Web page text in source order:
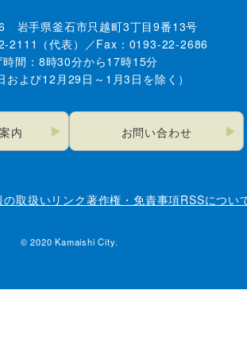
岩手県釜石市只越町3丁目9番13号
2111（代表）／Fax：0193-22-2686
時間：8時30分から17時15分
および12月29日～1月3日を除く）
内 お問い合わせ
の取扱いリンク著作権・免責事項RSSについ
© 2020 Kamaishi City.